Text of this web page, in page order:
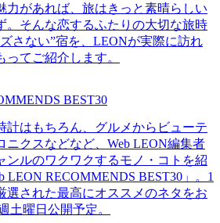
力があれば、旅はきっと素晴らしい
。そんな恋するふたりの大切な旅時
さない”宿を、LEONが実際に訪れ
ってご紹介します。
BEST30
計はもちろん、グルメからビューテ
ニクスなどなど、Web LEON編集者
ンルのワクワクするモノ・コトを紹
LEON RECOMMENDS BEST30」。1
選された最高にオススメのネタをお
土曜日公開予定。